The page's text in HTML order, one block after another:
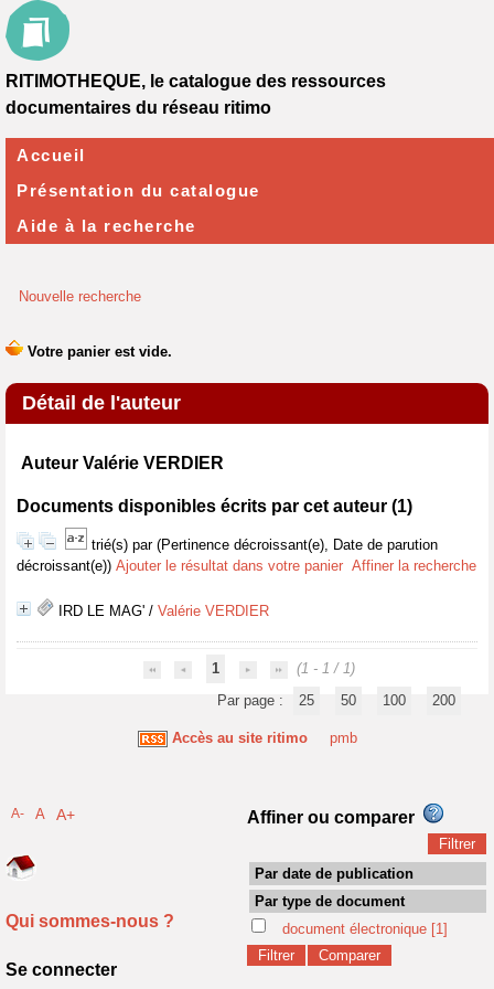
Nouvelle recherche
Détail de l'auteur
Auteur Valérie VERDIER
Documents disponibles écrits par cet auteur (1)
trié(s) par (Pertinence décroissant(e), Date de parution
décroissant(e)) Ajouter le résultat dans votre panier Affiner la recherche
IRD LE MAG' / Valérie VERDIER
1
(1 - 1 / 1)
Par page :
25 50 100 200
Accès au site ritimo pmb
RITIMOTHEQUE, le catalogue des ressources
documentaires du réseau ritimo
Accueil
Présentation du catalogue
Aide à la recherche
A- A A+
Qui sommes-nous ?
Se connecter
Affiner ou comparer
Par date de publication
Par type de document
document électronique [1]